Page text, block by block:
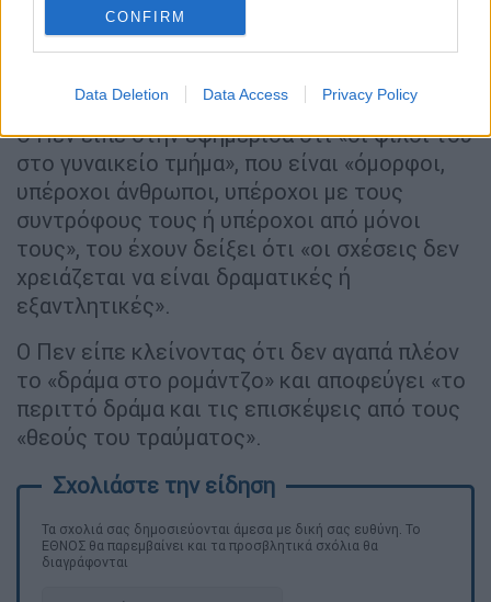
CONFIRM
Data Deletion Data Access Privacy Policy
to be singlehttps://t.co/gPhRlOyLcm
— Insider Life (@InsiderLife)June 25,
2024
Ο Πεν είπε στην εφημερίδα ότι «οι φίλοι του
στο γυναικείο τμήμα», που είναι «όμορφοι,
υπέροχοι άνθρωποι, υπέροχοι με τους
συντρόφους τους ή υπέροχοι από μόνοι
τους», του έχουν δείξει ότι «οι σχέσεις δεν
χρειάζεται να είναι δραματικές ή
εξαντλητικές».
Ο Πεν είπε κλείνοντας ότι δεν αγαπά πλέον
το «δράμα στο ρομάντζο» και αποφεύγει «το
περιττό δράμα και τις επισκέψεις από τους
«θεούς του τραύματος».
Τα σχολιά σας δημοσιεύονται άμεσα με δική σας ευθύνη. Το
ΕΘΝΟΣ θα παρεμβαίνει και τα προσβλητικά σχόλια θα
διαγράφονται